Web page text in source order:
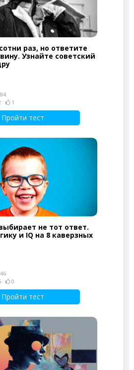
раз, но ответите
Узнайте советский
1
Пройти тест
не тот ответ.
и IQ на 8 каверзных
0
Пройти тест